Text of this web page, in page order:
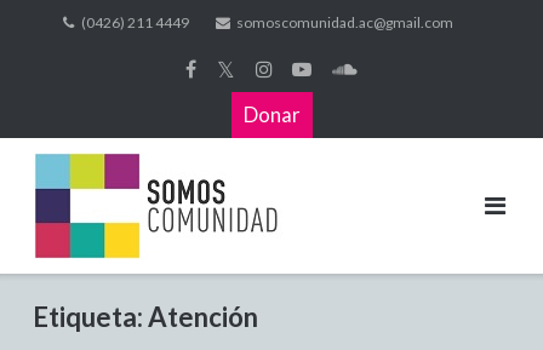
(0426) 211 4449 somoscomunidad.ac@gmail.com
𝕏
Donar
Etiqueta:Atención